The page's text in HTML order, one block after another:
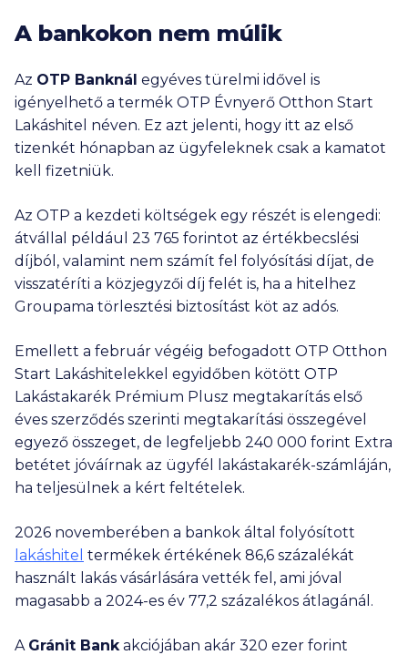
A bankokon nem múlik
Az OTP Banknál egyéves türelmi idővel is
igényelhető a termék OTP Évnyerő Otthon Start
Lakáshitel néven. Ez azt jelenti, hogy itt az első
tizenkét hónapban az ügyfeleknek csak a kamatot
kell fizetniük.
Az OTP a kezdeti költségek egy részét is elengedi:
átvállal például 23 765 forintot az értékbecslési
díjból, valamint nem számít fel folyósítási díjat, de
visszatéríti a közjegyzői díj felét is, ha a hitelhez
Groupama törlesztési biztosítást köt az adós.
Emellett a február végéig befogadott OTP Otthon
Start Lakáshitelekkel egyidőben kötött OTP
Lakástakarék Prémium Plusz megtakarítás első
éves szerződés szerinti megtakarítási összegével
egyező összeget, de legfeljebb 240 000 forint Extra
betétet jóváírnak az ügyfél lakástakarék-számláján,
ha teljesülnek a kért feltételek.
2026 novemberében a bankok által folyósított
lakáshitel termékek értékének 86,6 százalékát
használt lakás vásárlására vették fel, ami jóval
magasabb a 2024-es év 77,2 százalékos átlagánál.
A Gránit Bankakciójában akár 320 ezer forint